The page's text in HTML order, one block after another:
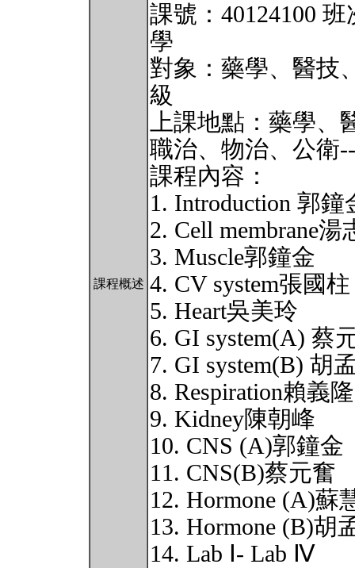
課程概述
課號：40124100
學
對象：藥學、醫技
級
上課地點：藥學、
職治、物治、公衛
課程內容：
1. Introduction 郭鐘
2. Cell membrane湯
3. Muscle郭鐘金
4. CV system張國柱
5. Heart吳美玲
6. GI system(A) 蔡
7. GI system(B) 胡
8. Respiration賴義隆
9. Kidney陳朝峰
10. CNS (A)郭鐘金
11. CNS(B)蔡元奮
12. Hormone (A)蘇
13. Hormone (B)胡
14. Lab Ⅰ- Lab Ⅳ